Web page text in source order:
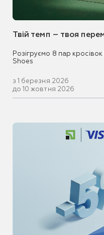
Твій темп – твоя
Розігруємо 8 пар
Shoes
з 1 березня 2026
до 10 жовтня 2026